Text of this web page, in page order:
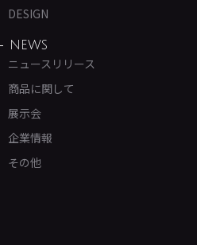
DESIGN
NEWS
ニュースリリース
商品に関して
展示会
企業情報
その他